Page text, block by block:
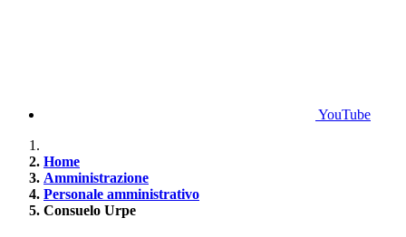
YouTube
Home
Amministrazione
Personale amministrativo
Consuelo Urpe